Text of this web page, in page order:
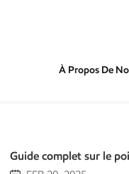
À Propos De
Guide complet sur le